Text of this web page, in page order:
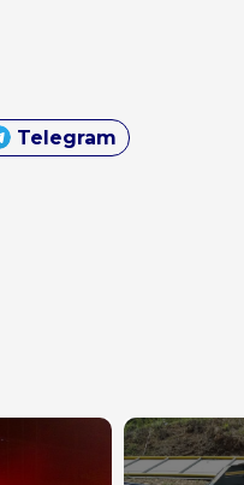
Telegram